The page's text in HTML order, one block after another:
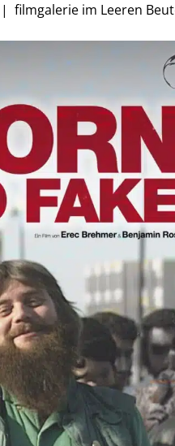
| filmgalerie im Leeren